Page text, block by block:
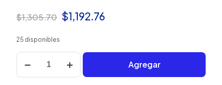
$1,305.70 El
era:
$1,305.70.
$1,192.76
$1,192.76.
25 disponibles
Splitter
HDMI
1x4
Agregar